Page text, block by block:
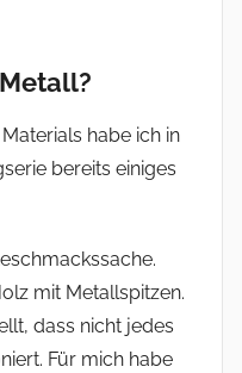
habe ich in
bereits einiges
mit Metallspitzen.
dass nicht jedes
Für mich habe